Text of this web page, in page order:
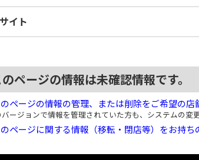
イト
のページの情報は未確認情報です。
ページの情報の管理、または削除をご希望の店
ージョンで情報を管理されていた方も、システムの変
ページに関する情報（移転・閉店等）をお持ち